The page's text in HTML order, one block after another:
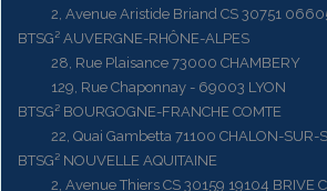
2, Avenue Aristide Briand CS 30751 06605
BTSG² AUVERGNE-RHÔNE-ALPES
28, Rue Plaisance 73000 CHAMBERY
129, Rue Chaponnay - 69003 LYON
BTSG² BOURGOGNE-FRANCHE COMTE
22, Quai Gambetta 71100 CHALON-SUR-
BTSG² NOUVELLE AQUITAINE
2, Avenue Thiers CS 30159 19104 BRIVE